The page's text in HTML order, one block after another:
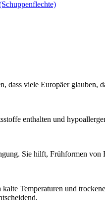
viele Europäer glauben,
enthalten und
Sie hilft, Frühformen
Temperaturen und